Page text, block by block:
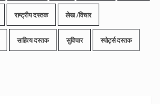
राष्ट्रीय दस्तक लेख /विचार
साहित्य दस्तक सुविचार स्पोर्ट्स दस्तक